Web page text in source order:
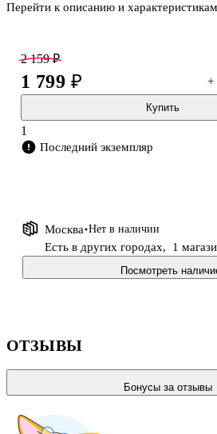
Учебное пособие предназначено для
Перейти к описанию и характеристикам
2 159 ₽
1 799 ₽ +
Купить
1
Последний экземпляр
Москва Нет в наличии
Есть в других городах, 1
Посмотреть
ОТЗЫВЫ
Бонусы за отзывы